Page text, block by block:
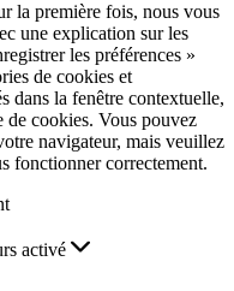
la première fois, nous vous
une explication sur les
les préférences »
de cookies et
dans la fenêtre contextuelle,
de cookies. Vous pouvez
navigateur, mais veuillez
fonctionner correctement.
activé